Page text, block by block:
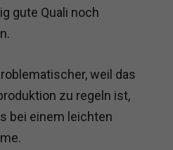
gute Quali noch
weil das
zu regeln ist,
bei einem leichten